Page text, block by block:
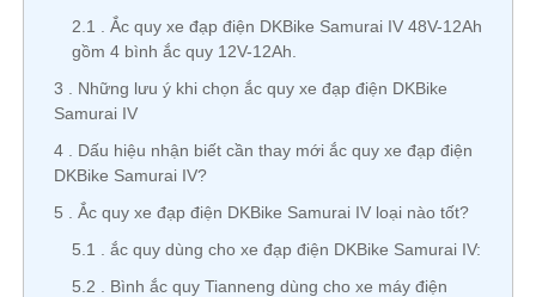
2.1
Ắc quy xe đạp điện DKBike Samurai IV 48V-12Ah
gồm 4 bình ắc quy 12V-12Ah.
3
Những lưu ý khi chọn ắc quy xe đạp điện DKBike
Samurai IV
4
Dấu hiệu nhận biết cần thay mới ắc quy xe đạp điện
DKBike Samurai IV?
5
Ắc quy xe đạp điện DKBike Samurai IV loại nào tốt?
5.1
ắc quy dùng cho xe đạp điện DKBike Samurai IV:
5.2
Bình ắc quy Tianneng dùng cho xe máy điện